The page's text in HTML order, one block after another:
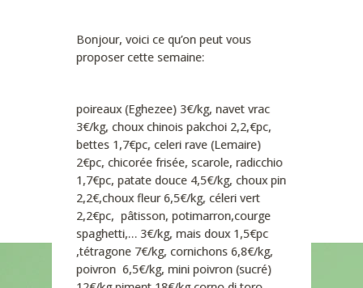
Bonjour, voici ce qu’on peut vous
proposer cette semaine:
poireaux (Eghezee) 3€/kg, navet vrac
3€/kg, choux chinois pakchoi 2,2,€pc,
bettes 1,7€pc, celeri rave (Lemaire)
2€pc, chicorée frisée, scarole, radicchio
1,7€pc, patate douce 4,5€/kg, choux pin
2,2€,choux fleur 6,5€/kg, céleri vert
2,2€pc, pâtisson, potimarron,courge
spaghetti,… 3€/kg, mais doux 1,5€pc
,tétragone 7€/kg, cornichons 6,8€/kg,
poivron 6,5€/kg, mini poivron (sucré)